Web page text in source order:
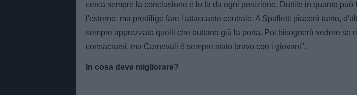
cerca sempre la conclusione e lo fa da ogni posizione. Duttile in quanto può
l'esterno, ma predilige fare l'attaccante centrale. A Spalletti piacerà tanto,
sempre apprezzato quelli che buttano giù la porta. Poi bisognerà vedere se
consacrarsi, ma Carnevali è sempre stato bravo con i giovani".
In cosa deve migliorare?